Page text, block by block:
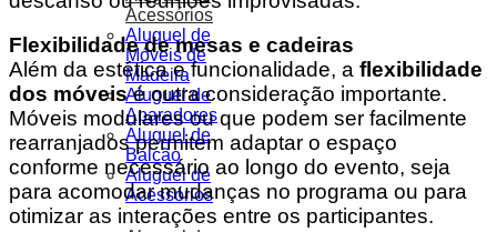
Acessórios
Aluguel de
Móveis de
Madeira
Aluguel de
Aparadores
Aluguel de
Balcão
Aluguel de
Acessórios
Flexibilidade de mesas e cadeiras
Além da estética e funcionalidade, a flexibilidade
dos móveisé outra consideração importante.
Móveis modulares ou que podem ser facilmente
rearranjados permitem adaptar o espaço
conforme necessário ao longo do evento, seja
para acomodar mudanças no programa ou para
otimizar as interações entre os participantes.